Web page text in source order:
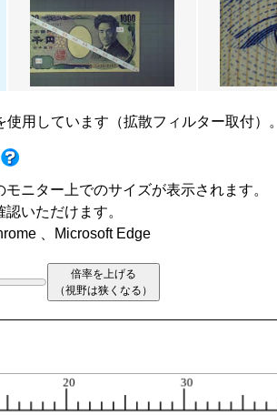
使用しています（拡散フィルター取付）。
ニター上でのサイズが表示されます。
いただけます。
、Microsoft Edge
倍率を上げる
（視野は狭くなる）